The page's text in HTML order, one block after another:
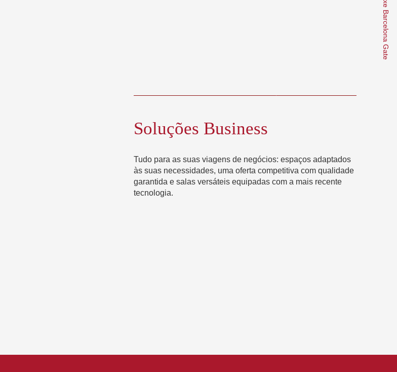
Soluções Business
Tudo para as suas viagens de negócios: espaços adaptados
às suas necessidades, uma oferta competitiva com qualidade
garantida e salas versáteis equipadas com a mais recente
tecnologia.